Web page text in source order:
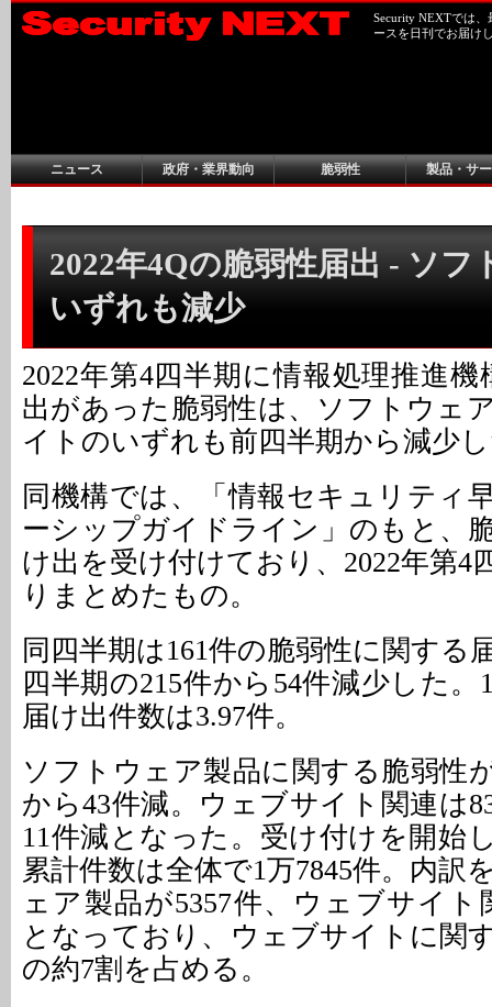
Security NEXTでは
ースを日刊でお届け
ニュース 政府・業界動向 脆弱性 製品・サ
2022年4Qの脆弱性届出 - ソフ
いずれも減少
2022年第4四半期に情報処理推進
出があった脆弱性は、ソフトウェ
イトのいずれも前四半期から減少
同機構では、「情報セキュリティ
ーシップガイドライン」のもと、
け出を受け付けており、2022年第4
りまとめたもの。
同四半期は161件の脆弱性に関する
四半期の215件から54件減少した
届け出件数は3.97件。
ソフトウェア製品に関する脆弱性
から43件減。ウェブサイト関連は
11件減となった。受け付けを開始
累計件数は全体で1万7845件。内訳
ェア製品が5357件、ウェブサイト
となっており、ウェブサイトに関
の約7割を占める。